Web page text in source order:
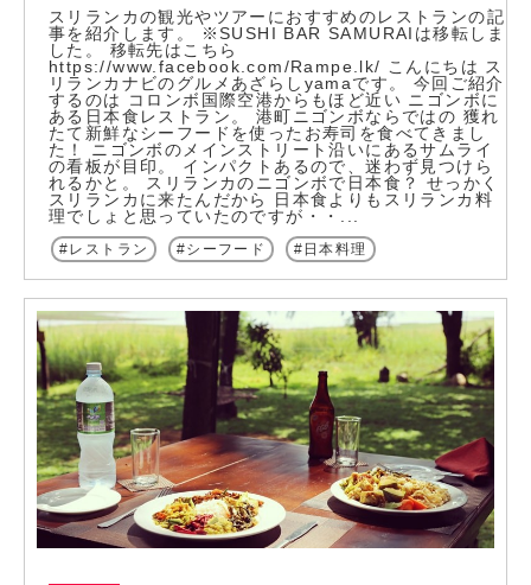
スリランカの観光やツアーにおすすめのレストランの記
事を紹介します。 ※SUSHI BAR SAMURAIは移転しま
した。 移転先はこちら
https://www.facebook.com/Rampe.lk/ こんにちは ス
リランカナビのグルメあざらしyamaです。 今回ご紹介
するのは コロンボ国際空港からもほど近い ニゴンボに
ある日本食レストラン。 港町ニゴンボならではの 獲れ
たて新鮮なシーフードを使ったお寿司を食べてきまし
た！ ニゴンボのメインストリート沿いにあるサムライ
の看板が目印。 インパクトあるので、迷わず見つけら
れるかと。 スリランカのニゴンボで日本食？ せっかく
スリランカに来たんだから 日本食よりもスリランカ料
理でしょと思っていたのですが・・...
レストラン シーフード 日本料理